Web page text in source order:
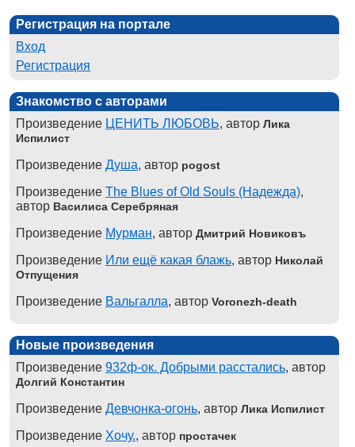
Регистрация на портале
Вход
Регистрация
Знакомство с авторами
Произведение ЦЕНИТЬ ЛЮБОВЬ, автор Лика
Испилист
Произведение Душа, автор pogost
Произведение The Blues of Old Souls (Надежда),
автор Василиса Серебряная
Произведение Мурман, автор Дмитрий Новиковъ
Произведение Или ещё какая блажь, автор Николай
Отпущения
Произведение Вальгалла, автор Voronezh-death
Новые произведения
Произведение 932ф-ок. Добрыми расстались, автор
Долгий Константин
Произведение Девчонка-огонь, автор Лика Испилист
Произведение Хочу., автор простачек